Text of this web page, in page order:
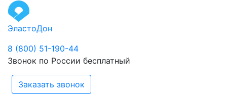
ЭластоДон
8 (800) 51-190-44
Звонок по России бесплатный
Заказать звонок